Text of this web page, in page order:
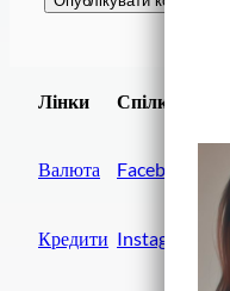
Лінки
Валюта
Кредити
Спілки
Facebook
Instagram